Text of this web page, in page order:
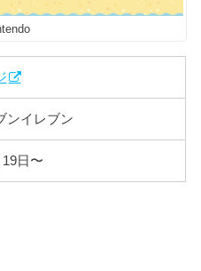
ンイレブン
日〜